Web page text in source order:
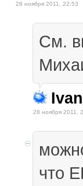
28 ноября 2011, 22:53
См.
28 ноября 2011,
что